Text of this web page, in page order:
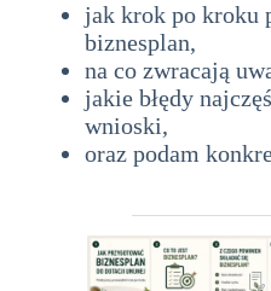
jak krok po kroku
biznesplan,
na co zwracają
jakie błędy
wnioski,
oraz podam